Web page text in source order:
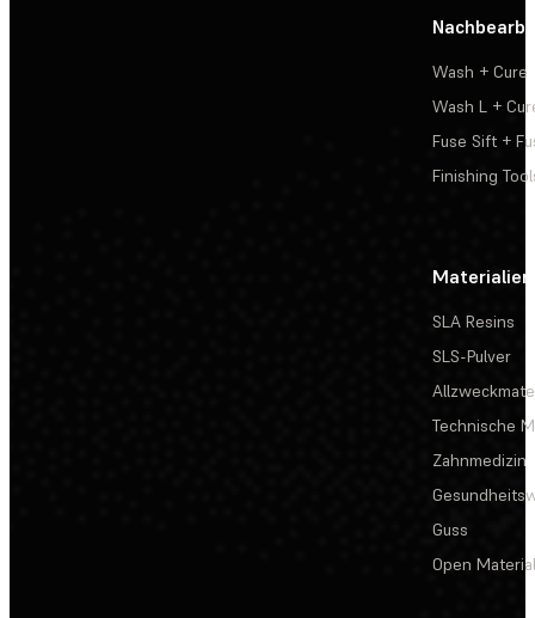
Wash + Cure
Wash L +
Fuse Sift +
Finishing
Materialien
SLA Resins
SLS-Pulver
Technische
Zahnmedizin
Guss
Open